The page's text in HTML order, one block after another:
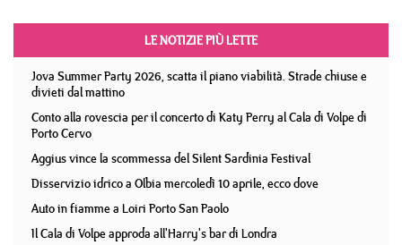
LE NOTIZIE PIÙ LETTE
Jova Summer Party 2026, scatta il piano viabilità. Strade chiuse e
divieti dal mattino
Conto alla rovescia per il concerto di Katy Perry al Cala di Volpe di
Porto Cervo
Aggius vince la scommessa del Silent Sardinia Festival
Disservizio idrico a Olbia mercoledì 10 aprile, ecco dove
Auto in fiamme a Loiri Porto San Paolo
Il Cala di Volpe approda all'Harry's bar di Londra